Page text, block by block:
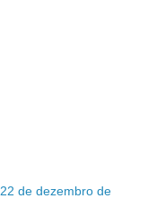
22 de dezembro de